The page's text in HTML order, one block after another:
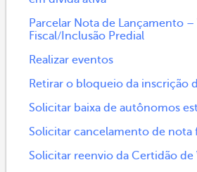
Parcelar Nota de Lançamento –
Fiscal/Inclusão Predial
Realizar eventos
Retirar o bloqueio da inscrição
Solicitar baixa de autônomos
Solicitar cancelamento de nota
Solicitar reenvio da Certidão de